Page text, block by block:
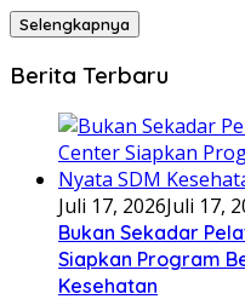
Selengkapnya
Berita Terbaru
Juli 17, 2026Juli 17,
Bukan Sekadar
Siapkan Program
Kesehatan